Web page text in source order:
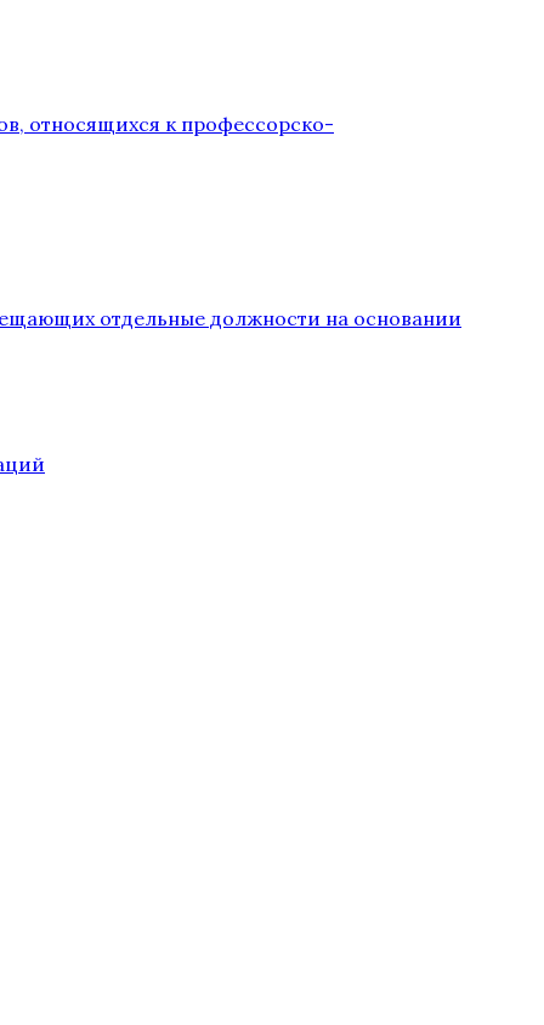
относящихся к профессорско-
отдельные должности на основании